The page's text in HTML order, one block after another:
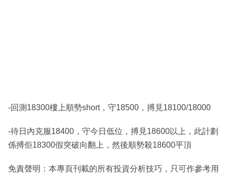
-回測18300樓上順勢short，守18500，搏見18100/18000
-待日內克服18400，守今日低位，搏見18600以上，此計劃
係搏佢18300假突破向翻上，然後順勢殺18600平頂
免責聲明：本專頁刊載的所有投資分析技巧，只可作參考用